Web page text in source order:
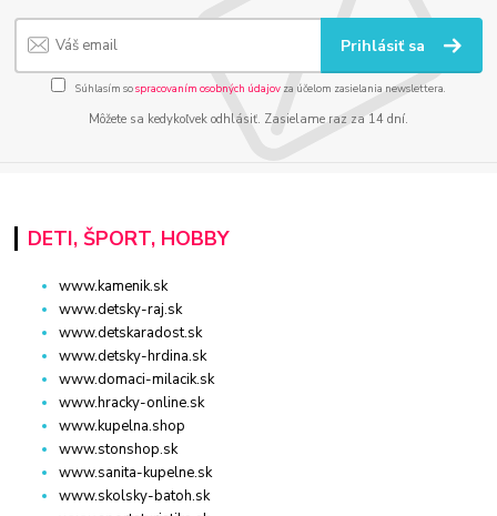
Prihlásiť sa
Súhlasím sospracovaním osobných údajov za účelom zasielania newslettera.
Môžete sa kedykoľvek odhlásiť. Zasielame raz za 14 dní.
DETI, ŠPORT, HOBBY
www.kamenik.sk
www.detsky-raj.sk
www.detskaradost.sk
www.detsky-hrdina.sk
www.domaci-milacik.sk
www.hracky-online.sk
www.kupelna.shop
www.stonshop.sk
www.sanita-kupelne.sk
www.skolsky-batoh.sk